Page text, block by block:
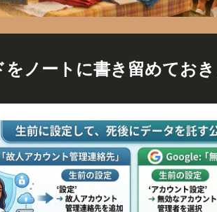
ノートに書き留めてお